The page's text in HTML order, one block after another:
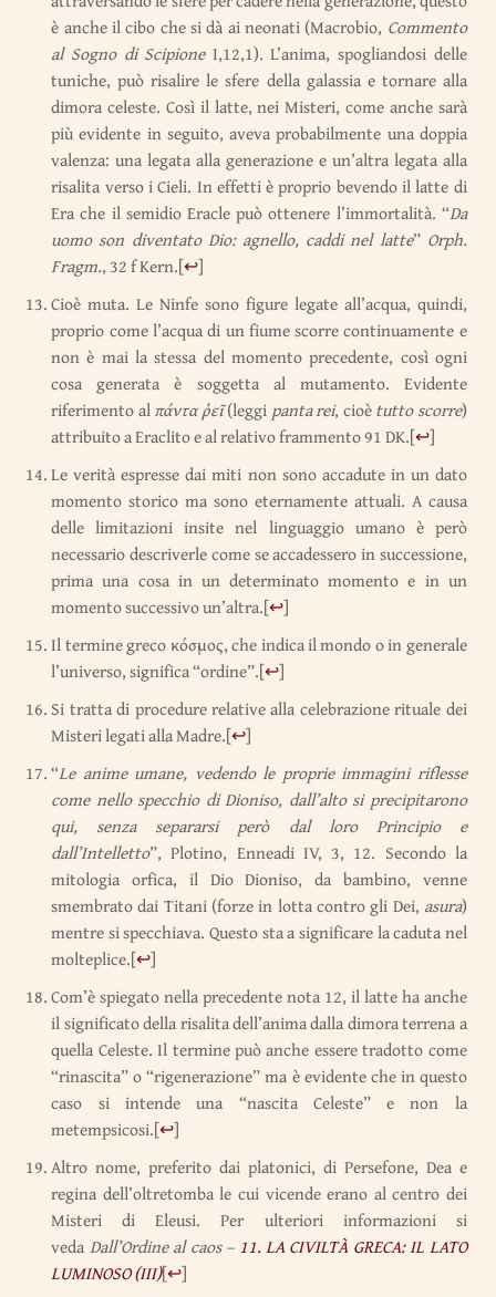
è anche il cibo che si dà ai neonati (Macrobio, Commento
al Sogno di Scipione I,12,1). L’anima, spogliandosi delle
tuniche, può risalire le sfere della galassia e tornare alla
dimora celeste. Così il latte, nei Misteri, come anche sarà
più evidente in seguito, aveva probabilmente una doppia
valenza: una legata alla generazione e un’altra legata alla
risalita verso i Cieli. In effetti è proprio bevendo il latte di
Era che il semidio Eracle può ottenere l’immortalità. “Da
uomo son diventato Dio: agnello, caddi nel latte” Orph.
Fragm., 32 f Kern.[↩]
Cioè muta. Le Ninfe sono figure legate all’acqua, quindi,
proprio come l’acqua di un fiume scorre continuamente e
non è mai la stessa del momento precedente, così ogni
cosa generata è soggetta al mutamento. Evidente
riferimento alπάντα ῥεῖ(leggi panta rei, cioètutto scorre)
attribuito a Eraclito e al relativo frammento 91 DK.[↩]
Le verità espresse dai miti non sono accadute in un dato
momento storico ma sono eternamente attuali. A causa
delle limitazioni insite nel linguaggio umano è però
necessario descriverle come se accadessero in successione,
prima una cosa in un determinato momento e in un
momento successivo un’altra.[↩]
Il termine greco κόσμος, che indica il mondo o in generale
l’universo, significa “ordine”.[↩]
Si tratta di procedure relative alla celebrazione rituale dei
Misteri legati alla Madre.[↩]
“Le anime umane, vedendo le proprie immagini riflesse
come nello specchio di Dioniso, dall’alto si precipitarono
qui, senza separarsi però dal loro Principio e
dall’Intelletto”, Plotino, Enneadi IV, 3, 12. Secondo la
mitologia orfica, il Dio Dioniso, da bambino, venne
smembrato dai Titani (forze in lotta contro gli Dei, asura)
mentre si specchiava. Questo sta a significare la caduta nel
molteplice.[↩]
Com’è spiegato nella precedente nota 12, il latte ha anche
il significato della risalita dell’anima dalla dimora terrena a
quella Celeste. Il termine può anche essere tradotto come
“rinascita” o “rigenerazione” ma è evidente che in questo
caso si intende una “nascita Celeste” e non la
metempsicosi.[↩]
Altro nome, preferito dai platonici, di Persefone, Dea e
regina dell’oltretomba le cui vicende erano al centro dei
Misteri di Eleusi. Per ulteriori informazioni si
veda Dall’Ordine al caos – 11. LA CIVILTÀ GRECA: IL LATO
LUMINOSO (III)[↩]